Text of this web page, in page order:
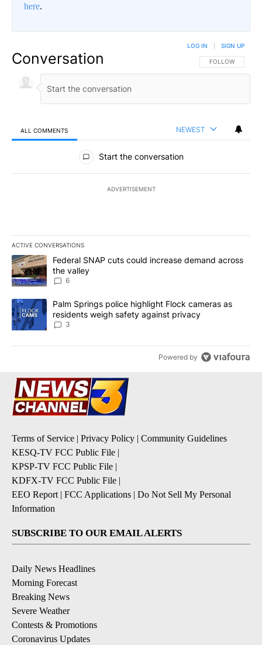
here.
Conversation FOLLOW THIS
FOLLOW
LOG IN SIGN UP
ALL COMMENTS NEWEST
All Comments
Start the conversation
ADVERTISEMENT
ACTIVE CONVERSATIONS
The following is a list of the most commented articles in the last
A trending article titled "Federal SNAP cuts could increase
Federal SNAP cuts could increase demand across
the valley
6
A trending article titled "Palm Springs police highlight Flock
Palm Springs police highlight Flock cameras as
residents weigh safety against privacy
3
Powered by
Terms of Service | Privacy Policy | Community Guidelines
KESQ-TV FCC Public File |
KPSP-TV FCC Public File |
KDFX-TV FCC Public File |
EEO Report | FCC Applications | Do Not Sell My Personal
Information
SUBSCRIBE TO OUR EMAIL ALERTS
Daily News Headlines
Morning Forecast
Breaking News
Severe Weather
Contests & Promotions
Coronavirus Updates